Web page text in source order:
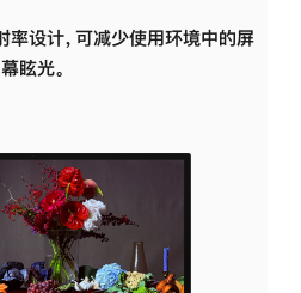
设计，可减少使用环境中的屏
幕眩光。